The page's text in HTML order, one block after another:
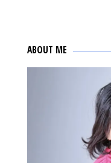
ABOUT ME